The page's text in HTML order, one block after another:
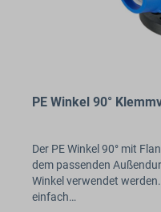
PE Winkel 90°
Der PE Winkel 90° mit
dem passenden
Winkel verwendet
einfach…